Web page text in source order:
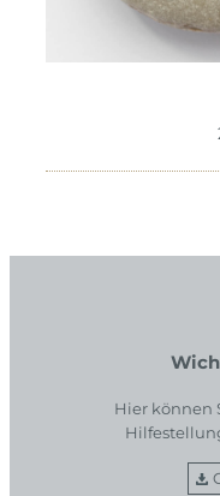
Hier können